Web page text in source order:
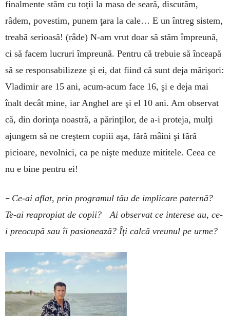
finalmente stăm cu toţii la masa de seară, discutăm,
râdem, povestim, punem ţara la cale… E un întreg sistem,
treabă serioasă! (râde) N-am vrut doar să stăm împreună,
ci să facem lucruri împreună. Pentru că trebuie să înceapă
să se responsabilizeze şi ei, dat fiind că sunt deja mărişori:
Vladimir are 15 ani, acum-acum face 16, şi e deja mai
înalt decât mine, iar Anghel are şi el 10 ani. Am observat
că, din dorinţa noastră, a părinţilor, de a-i proteja, mulţi
ajungem să ne creştem copiii aşa, fără mâini şi fără
picioare, nevolnici, ca pe nişte meduze mititele. Ceea ce
nu e bine pentru ei!
– Ce-ai aflat, prin programul tău de implicare paternă?
Te-ai reapropiat de copii? Ai observat ce interese au, ce-
i preocupă sau îi pasionează? Îţi calcă vreunul pe urme?